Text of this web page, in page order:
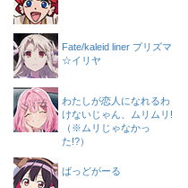
Fate/kaleid liner プリズマ
☆イリヤ
わたしが恋人になれるわ
けないじゃん、ムリムリ!
（※ムリじゃなかっ
た!?）
ばっどがーる